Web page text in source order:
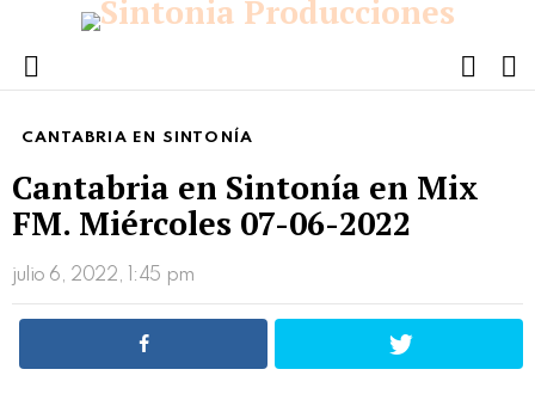
Menu
CANTABRIA EN SINTONÍA
Cantabria en Sintonía en Mix
FM. Miércoles 07-06-2022
julio 6, 2022, 1:45 pm